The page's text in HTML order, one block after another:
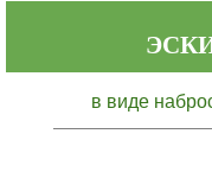
в виде